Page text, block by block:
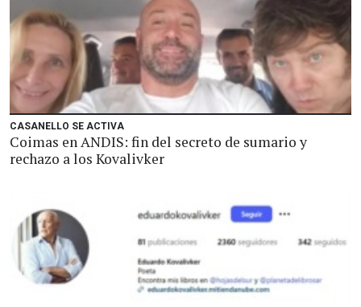
CASANELLO SE ACTIVA
Coimas en ANDIS: fin del secreto de sumario y
rechazo a los Kovalivker